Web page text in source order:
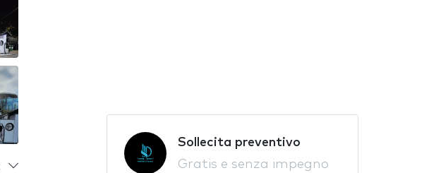
Sollecita preventivo
Gratis e senza impegno